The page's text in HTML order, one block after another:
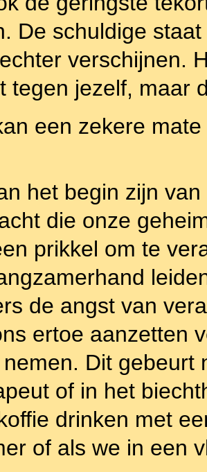
De schuldige
verschijnen.
tegen jezelf, maar
een zekere
het begin zijn
die onze
prikkel om te
de angst van
ertoe aanzetten
Dit gebeurt
of in het
drinken met
of als we in een